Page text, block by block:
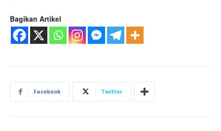
Bagikan Artikel
Facebook Twitter